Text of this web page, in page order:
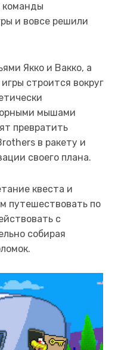
команды
и вовсе решили
Якко и Вакко, а
строится вокруг
мышами
превратить
в ракету и
своего плана.
квеста и
путешествовать по
с
собирая